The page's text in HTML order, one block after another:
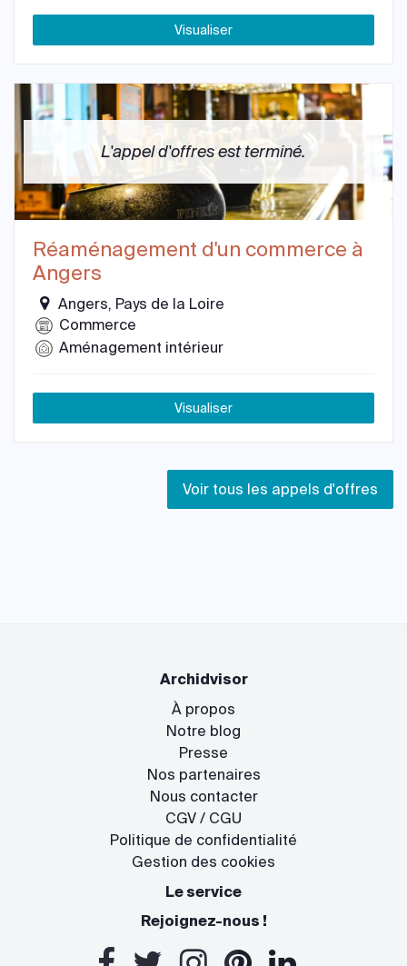
les Cookies !
Visualiser
L'appel d'offres est terminé.
Réaménagement d'un commerce à
Angers
Angers, Pays de la Loire
Commerce
Aménagement intérieur
Visualiser
Voir tous les appels d'offres
Archidvisor
À propos
Notre blog
Presse
Nos partenaires
Nous contacter
CGV / CGU
Politique de confidentialité
Gestion des cookies
Le service
Rejoignez-nous !